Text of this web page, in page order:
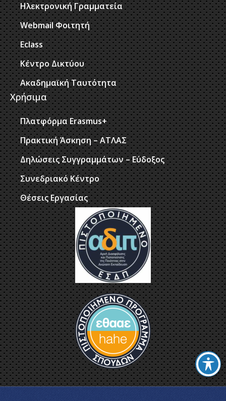
Ηλεκτρονική Γραμματεία
Webmail Φοιτητή
Eclass
Κέντρο Δικτύου
Ακαδημαϊκή Ταυτότητα
Χρήσιμα
Πλατφόρμα Erasmus+
Πρακτική Άσκηση – ΑΤΛΑΣ
Δηλώσεις Συγγραμμάτων – Εύδοξος
Συνεδριακό Κέντρο
Θέσεις Εργασίας